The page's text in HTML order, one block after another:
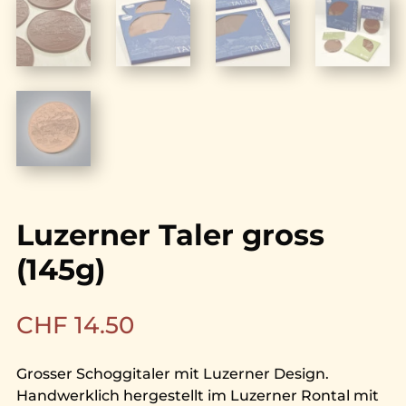
Luzerner Taler gross
(145g)
CHF 14.50
Grosser Schoggitaler mit Luzerner Design.
Handwerklich hergestellt im Luzerner Rontal mit